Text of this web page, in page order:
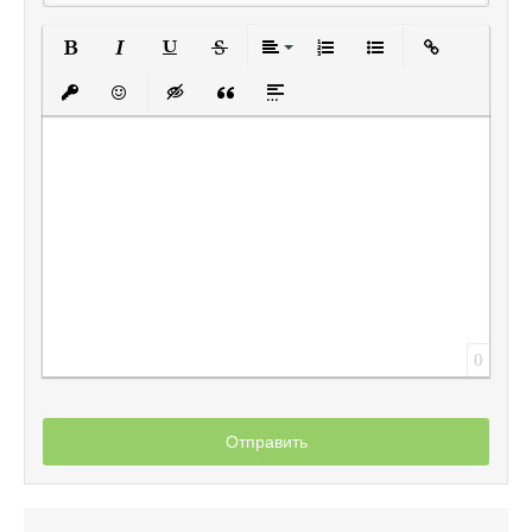
Вставить защищенную ссылку
Вставить смайлик
Вставка скрытого текста
Вставка цитаты
Вставка спойлера
0
Отправить